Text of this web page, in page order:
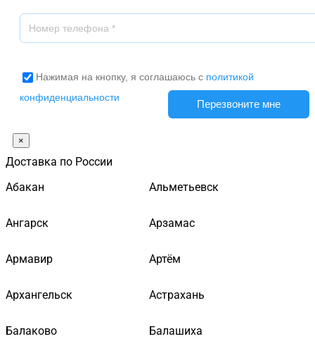
Нажимая на кнопку, я соглашаюсь с политикой
конфиденциальности
×
Доставка по России
Абакан
Альметьевск
Ангарск Арзамас
Армавир Артём
Архангельск Астрахань
Балаково Балашиха